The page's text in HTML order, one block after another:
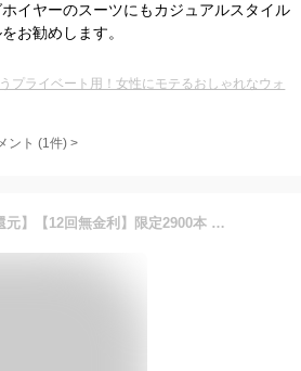
イヤーのスーツにもカジュアルスタイル
お勧めします。
プライベート用！女性にモテるおしゃれなウォ
ント (1件) >
【12/11まで！当選で最大300%ポイント還元】【12回無金利】限定2900本 シチズン アテッサ AT8287-62E 42mm 高級ブランド メンズ腕時計 男性 アナログ 電波時計 GPS エコドライブ ソーラー クォーツ 電池式 チタン ブラック 黒 黒色 国産 日本製 新品 正規品 送料無料